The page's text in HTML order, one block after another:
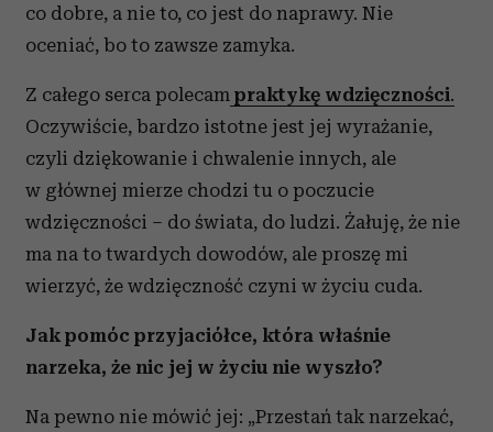
co dobre, a nie to, co jest do naprawy. Nie
oceniać, bo to zawsze zamyka.
Z całego serca polecam praktykę wdzięczności.
Oczywiście, bardzo istotne jest jej wyrażanie,
czyli dziękowanie i chwalenie innych, ale
w głównej mierze chodzi tu o poczucie
wdzięczności – do świata, do ludzi. Żałuję, że nie
ma na to twardych dowodów, ale proszę mi
wierzyć, że wdzięczność czyni w życiu cuda.
Jak pomóc przyjaciółce, która właśnie
narzeka, że nic jej w życiu nie wyszło?
Na pewno nie mówić jej: „Przestań tak narzekać,